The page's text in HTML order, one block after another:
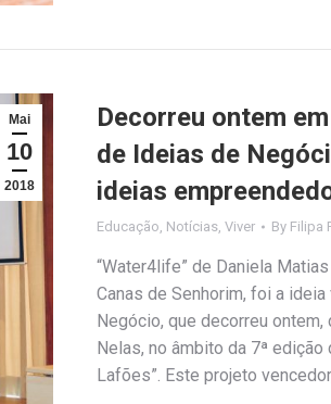
Mai
10
2018
Decorreu ontem
de Ideias de
ideias
Educação Notícias Viver By Filipa
“Water4life” de Daniela
Canas de Senhorim, foi a
Negócio, que decorreu
Nelas, no âmbito da 7ª
Lafões”. Este projeto